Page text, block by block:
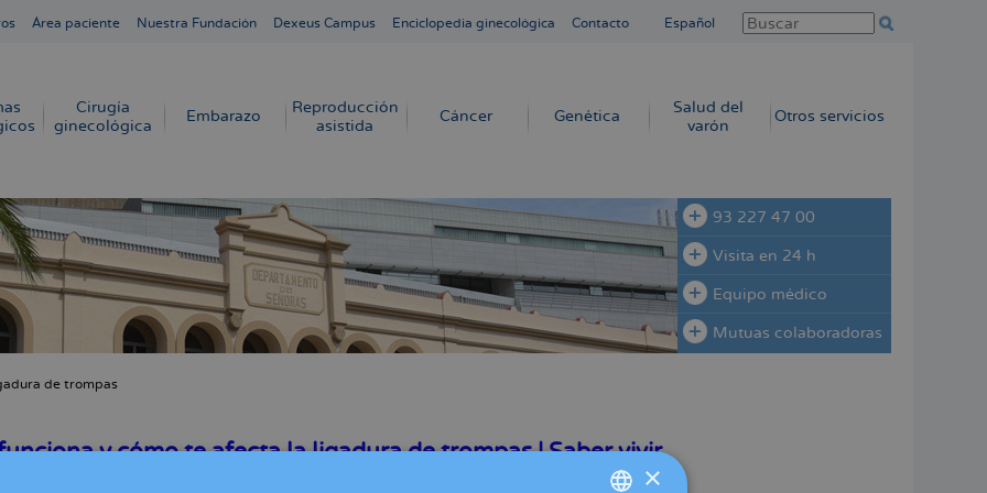
Área paciente Nuestra Fundación Dexeus Campus Enciclopedia ginecológica Contacto Español
Cirugía
ginecológica
Embarazo
Reproducción
asistida
Cáncer Genética
Salud del
varón
Otros servicios
93 227 47 00
Visita en 24 h
Equipo médico
Mutuas colaboradoras
de trompas
y cómo te afecta la ligadura de trompas | Saber vivir
×